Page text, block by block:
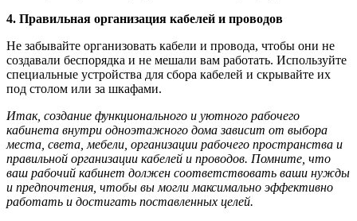
4. Правильная организация кабелей и проводов
Не забывайте организовать кабели и провода, чтобы они не
создавали беспорядка и не мешали вам работать. Используйте
специальные устройства для сбора кабелей и скрывайте их
под столом или за шкафами.
Итак, создание функционального и уютного рабочего
кабинета внутри одноэтажного дома зависит от выбора
места, света, мебели, организации рабочего пространства и
правильной организации кабелей и проводов. Помните, что
ваш рабочий кабинет должен соответствовать ваши нужды
и предпочтения, чтобы вы могли максимально эффективно
работать и достигать поставленных целей.